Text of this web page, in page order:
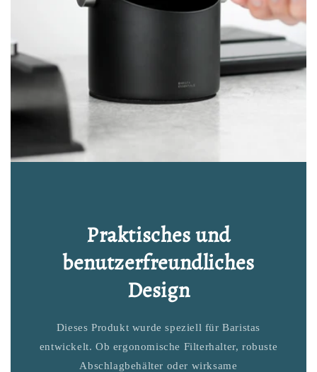
Praktisches und
benutzerfreundliches
Design
Dieses Produkt wurde speziell für Baristas
entwickelt. Ob ergonomische Filterhalter, robuste
Abschlagbehälter oder wirksame